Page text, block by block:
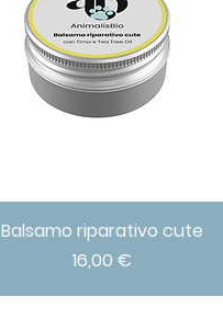
Vista rapida
Balsamo riparativo cute
Prezzo
16,00 €